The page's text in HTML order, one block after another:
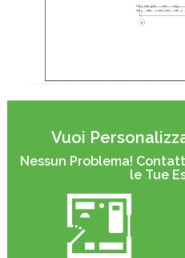
Vuoi
Nessun Problema!
le Tue